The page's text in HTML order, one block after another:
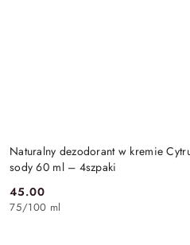
Naturalny dezodorant w kremie
sody 60 ml – 4szpaki
Cena:
45.00
75/100 ml